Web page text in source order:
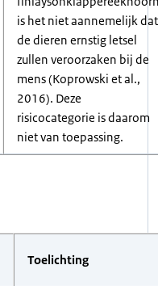
is het niet aannemelijk dat
de dieren ernstig letsel
zullen veroorzaken bij de
mens (Koprowski et al.,
2016). Deze
risicocategorie is daarom
niet van toepassing.
Toelichting